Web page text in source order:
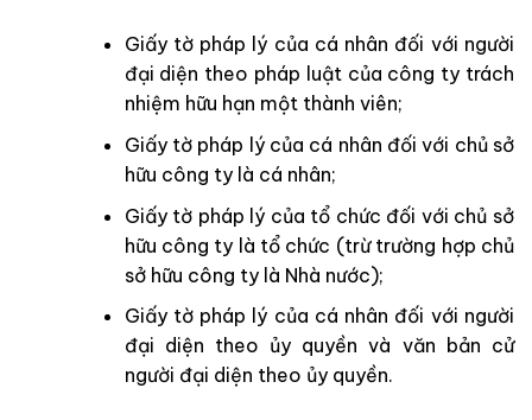
Giấy tờ pháp lý của cá nhân đối với người
đại diện theo pháp luật của công ty trách
nhiệm hữu hạn một thành viên;
Giấy tờ pháp lý của cá nhân đối với chủ sở
hữu công ty là cá nhân;
Giấy tờ pháp lý của tổ chức đối với chủ sở
hữu công ty là tổ chức (trừ trường hợp chủ
sở hữu công ty là Nhà nước);
Giấy tờ pháp lý của cá nhân đối với người
đại diện theo ủy quyền và văn bản cử
người đại diện theo ủy quyền.